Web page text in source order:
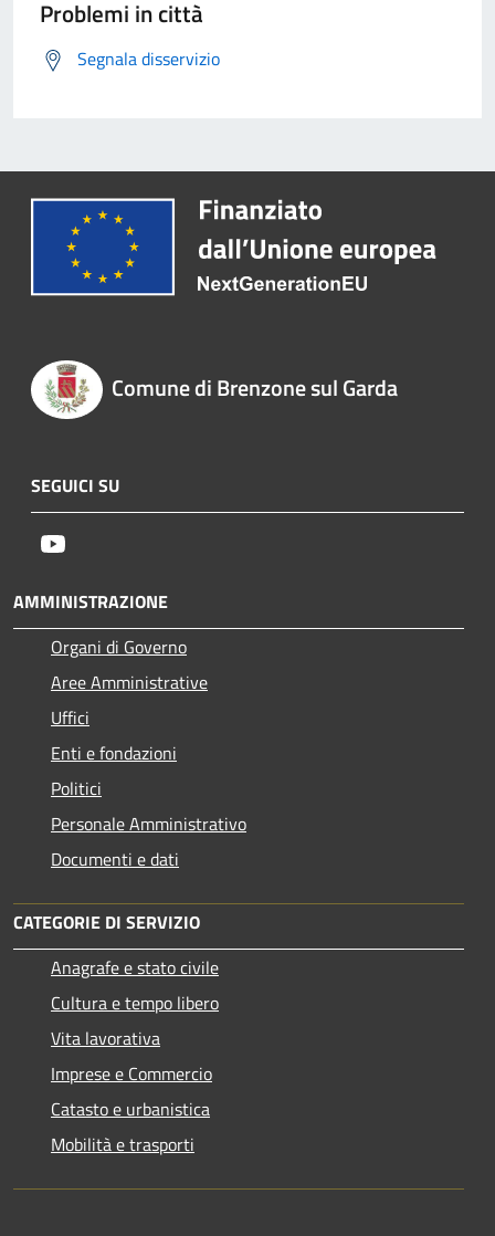
Problemi in città
Segnala disservizio
Comune di Brenzone sul Garda
SEGUICI SU
AMMINISTRAZIONE
Organi di Governo
Aree Amministrative
Uffici
Enti e fondazioni
Politici
Personale Amministrativo
Documenti e dati
CATEGORIE DI SERVIZIO
Anagrafe e stato civile
Cultura e tempo libero
Vita lavorativa
Imprese e Commercio
Catasto e urbanistica
Mobilità e trasporti